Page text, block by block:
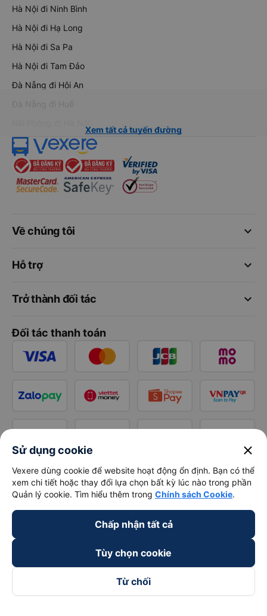
Hà Nội đi Ninh Bình
Hà Nội đi Hạ Long
Hà Nội đi Sa Pa
Hà Nội đi Tam Đảo
Đà Nẵng đi Hội An
Đà Nẵng đi Huế
Xem tất cả tuyến đường
keyboard_arrow_down
Về chúng tôi
keyboard_arrow_down
Hỗ trợ
keyboard_arrow_down
Trở thành đối tác
Đối tác thanh toán
Sử dụng cookie close
Vexere dùng cookie để website hoạt động ổn định. Bạn có thể
xem chi tiết hoặc thay đổi lựa chọn bất kỳ lúc nào trong phần
Quản lý cookie. Tìm hiểu thêm trong Chính sách Cookie.
Chấp nhận tất cả
Tùy chọn cookie
Từ chối